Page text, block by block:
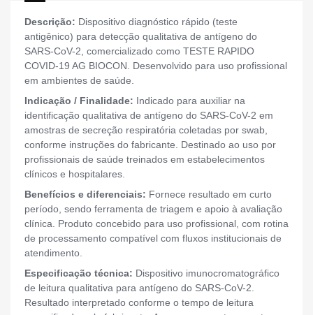
Descrição: Dispositivo diagnóstico rápido (teste
antigênico) para detecção qualitativa de antígeno do
SARS-CoV-2, comercializado como TESTE RAPIDO
COVID-19 AG BIOCON. Desenvolvido para uso profissional
em ambientes de saúde.
Indicação / Finalidade: Indicado para auxiliar na
identificação qualitativa de antígeno do SARS-CoV-2 em
amostras de secreção respiratória coletadas por swab,
conforme instruções do fabricante. Destinado ao uso por
profissionais de saúde treinados em estabelecimentos
clínicos e hospitalares.
Benefícios e diferenciais: Fornece resultado em curto
período, sendo ferramenta de triagem e apoio à avaliação
clínica. Produto concebido para uso profissional, com rotina
de processamento compatível com fluxos institucionais de
atendimento.
Especificação técnica: Dispositivo imunocromatográfico
de leitura qualitativa para antígeno do SARS-CoV-2.
Resultado interpretado conforme o tempo de leitura